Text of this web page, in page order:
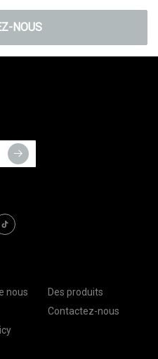
NOUS
nous
Des produits
Contactez-nous